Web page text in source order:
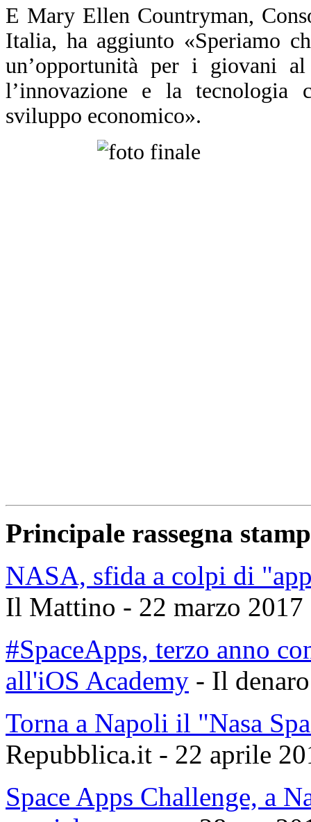
E Mary Ellen Countryman,
Italia, ha aggiunto «Speriamo
un’opportunità per i giovani
l’innovazione e la tecnologia
sviluppo economico».
Principale rassegna
NASA, sfida a colpi di
Il Mattino - 22 marzo 2017
#SpaceApps, terzo anno
all'iOS Academy - Il
Torna a Napoli il "Nasa
Repubblica.it - 22 aprile
Space Apps Challenge, a